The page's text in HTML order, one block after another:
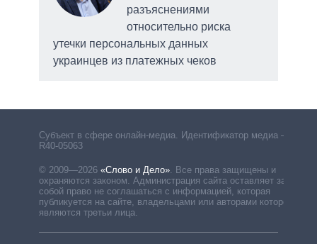
разъяснениями
относительно риска
утечки персональных данных
украинцев из платежных чеков
Субъект в сфере онлайн-медиа. Идентификатор медиа –
R40-05063
© 2009—2026 «Слово и Дело». Все права защищены и
охраняются законом. Администрация сайта оставляет за
собой право не соглашаться с информацией, которая
публикуется на сайте, владельцами или авторами которой
являются третьи лица.